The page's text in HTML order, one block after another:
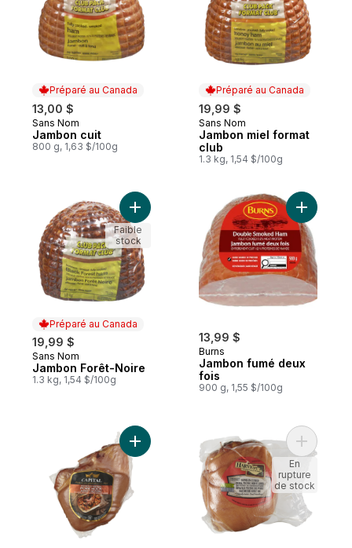
Préparé au Canada
13,00 $
Préparé au Canada
Sans Nom
Jambon cuit
800 g, 1,63 $/100g
Préparé au Canada
19,99 $
Préparé au Canada
Sans Nom
Jambon miel format
club
1.3 kg, 1,54 $/100g
Préparé au Canada
19,99 $
Préparé au Canada
Sans Nom
Jambon Forêt-Noire
1.3 kg, 1,54 $/100g
Ajouter Jambon Forêt-Noire au panier
Faible
stock
13,99 $
Burns
Jambon fumé deux
fois
900 g, 1,55 $/100g
Ajouter
Ajouter Jarrets de porc fumé au panier
Ajouter
En
rupture
de stock